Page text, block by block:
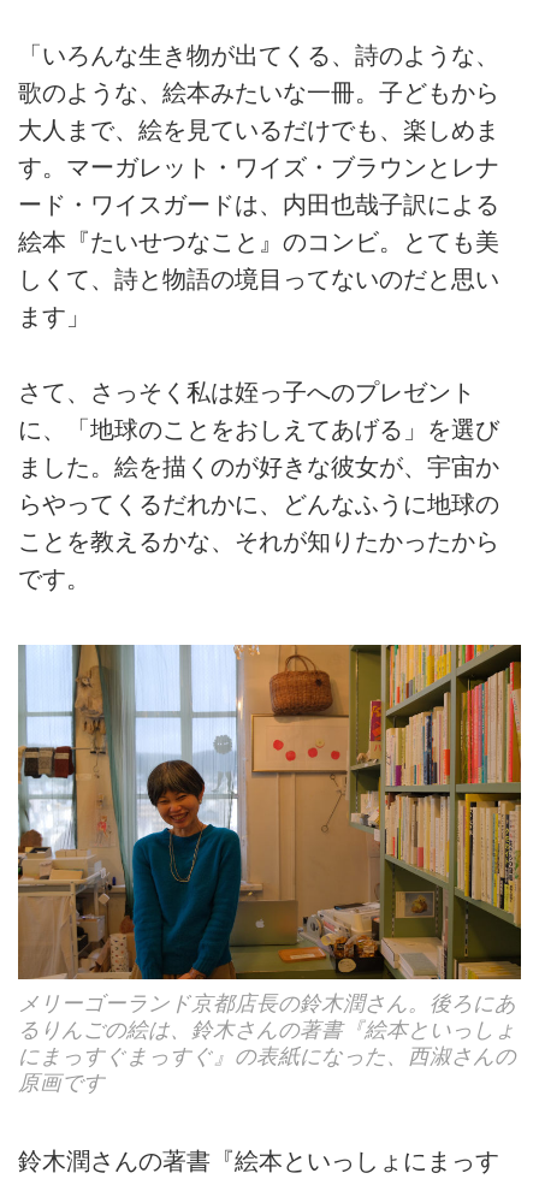
「いろんな生き物が出てくる、詩のような、
歌のような、絵本みたいな一冊。子どもから
大人まで、絵を見ているだけでも、楽しめま
す。マーガレット・ワイズ・ブラウンとレナ
ード・ワイスガードは、内田也哉子訳による
絵本『たいせつなこと』のコンビ。とても美
しくて、詩と物語の境目ってないのだと思い
ます」
さて、さっそく私は姪っ子へのプレゼント
に、「地球のことをおしえてあげる」を選び
ました。絵を描くのが好きな彼女が、宇宙か
らやってくるだれかに、どんなふうに地球の
ことを教えるかな、それが知りたかったから
です。
メリーゴーランド京都店長の鈴木潤さん。後ろにあ
るりんごの絵は、鈴木さんの著書『絵本といっしょ
にまっすぐまっすぐ』の表紙になった、西淑さんの
原画です
鈴木潤さんの著書『絵本といっしょにまっす